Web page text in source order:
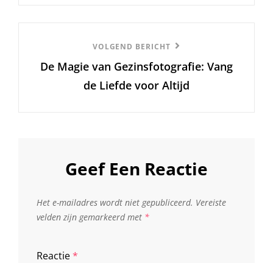
Bericht
VOLGEND BERICHT
De Magie van Gezinsfotografie: Vang
de Liefde voor Altijd
Geef Een Reactie
Het e-mailadres wordt niet gepubliceerd. Vereiste
velden zijn gemarkeerd met *
Reactie*